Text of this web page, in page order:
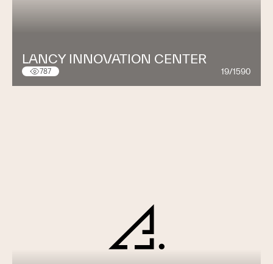
LANCY INNOVATION CENTER
787 19/1590